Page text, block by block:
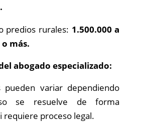
predios rurales: 1.500.000 a
o más.
abogado especializado:
pueden variar dependiendo
se resuelve de forma
requiere proceso legal.